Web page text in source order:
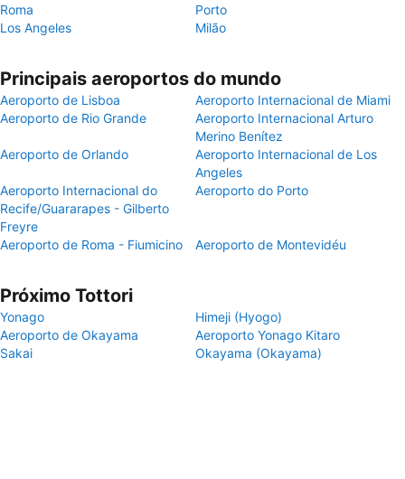
Roma
Porto
Los Angeles
Milão
Principais aeroportos do mundo
Aeroporto de Lisboa
Aeroporto Internacional de Miami
Aeroporto de Rio Grande
Aeroporto Internacional Arturo
Merino Benítez
Aeroporto de Orlando
Aeroporto Internacional de Los
Angeles
Aeroporto Internacional do
Recife/Guararapes - Gilberto
Freyre
Aeroporto do Porto
Aeroporto de Roma - Fiumicino Aeroporto de Montevidéu
Próximo Tottori
Yonago
Himeji (Hyogo)
Aeroporto de Okayama
Aeroporto Yonago Kitaro
Sakai
Okayama (Okayama)